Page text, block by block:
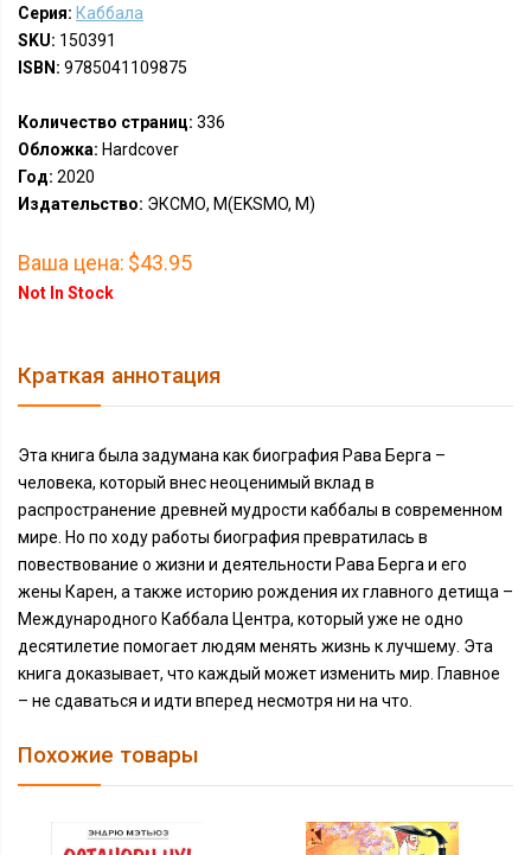
Серия: Каббала
SKU: 150391
ISBN: 9785041109875
Количество страниц: 336
Обложка: Hardcover
Год: 2020
Издательство: ЭКСМО, М(EKSMO, M)
Ваша цена: $43.95
Not In Stock
Краткая аннотация
Эта книга была задумана как биография Рава Берга –
человека, который внес неоценимый вклад в
распространение древней мудрости каббалы в современном
мире. Но по ходу работы биография превратилась в
повествование о жизни и деятельности Рава Берга и его
жены Карен, а также историю рождения их главного детища –
Международного Каббала Центра, который уже не одно
десятилетие помогает людям менять жизнь к лучшему. Эта
книга доказывает, что каждый может изменить мир. Главное
– не сдаваться и идти вперед несмотря ни на что.
Похожие товары